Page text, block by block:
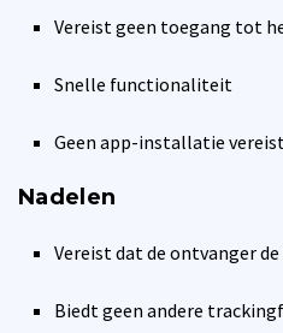
Vereist geen toegang tot
Snelle functionaliteit
Geen app-installatie
Nadelen
Vereist dat de ontvanger
Biedt geen andere